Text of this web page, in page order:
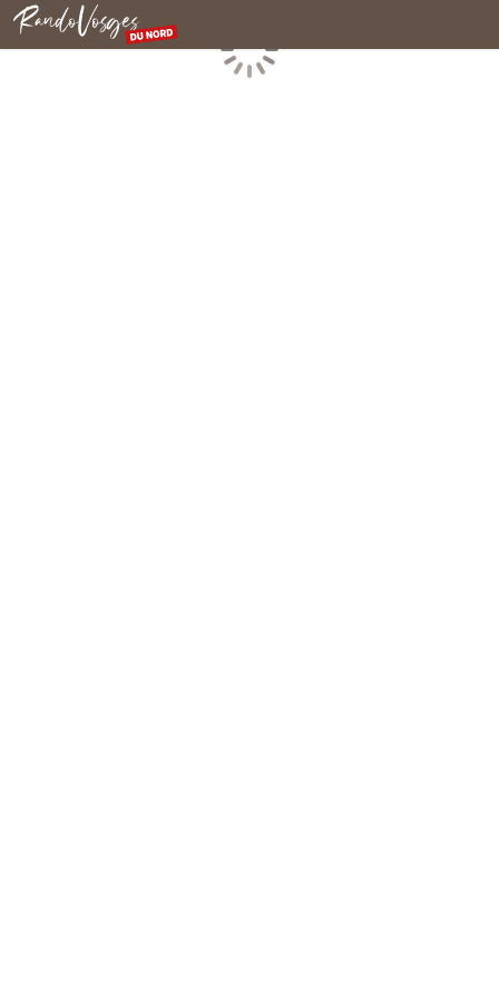
Rando Vosges du Nord
Chargement